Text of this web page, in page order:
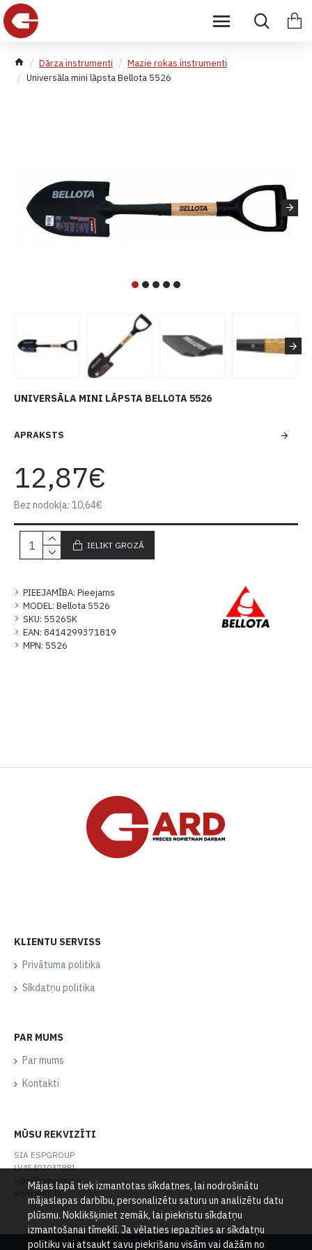
Dārza instrumenti
Mazie rokas instrumenti
Universāla mini lāpsta Bellota 5526
UNIVERSĀLA MINI LĀPSTA BELLOTA 5526
APRAKSTS
PIEEJAMĪBA: Pieejams
MODEL: Bellota 5526
SKU: 5526SK
EAN: 8414299371819
MPN: 5526
12,87€
Bez nodokļa: 10,64€
IELIKT GROZĀ
KLIENTU SERVISS
Privātuma politika
Sīkdatņu politika
PAR MUMS
Par mums
Kontakti
MŪSU REKVIZĪTI
SIA ESPGROUP
LV45403037881
ugis@espgroup.lv
www.gard.lv
Mājas lapā tiek izmantotas sīkdatnes, lai nodrošinātu
mājaslapas darbību, personalizētu saturu un analizētu datu
plūsmu. Noklikšķiniet zemāk, lai piekristu sīkdatņu
izmantošanai tīmeklī. Ja vēlaties iepazīties ar sīkdatņu
politiku vai atsaukt savu piekrišanu visām vai dažām no